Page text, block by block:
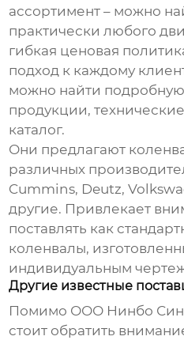
ассортимент – можно
практически любого
гибкая ценовая
подход к каждому
можно найти
продукции,
каталог.
Они предлагают
различных
Cummins, Deutz,
другие. Привлекает
поставлять как
коленвалы,
индивидуальным
Другие известные
Помимо ООО Нинбо
стоит обратить